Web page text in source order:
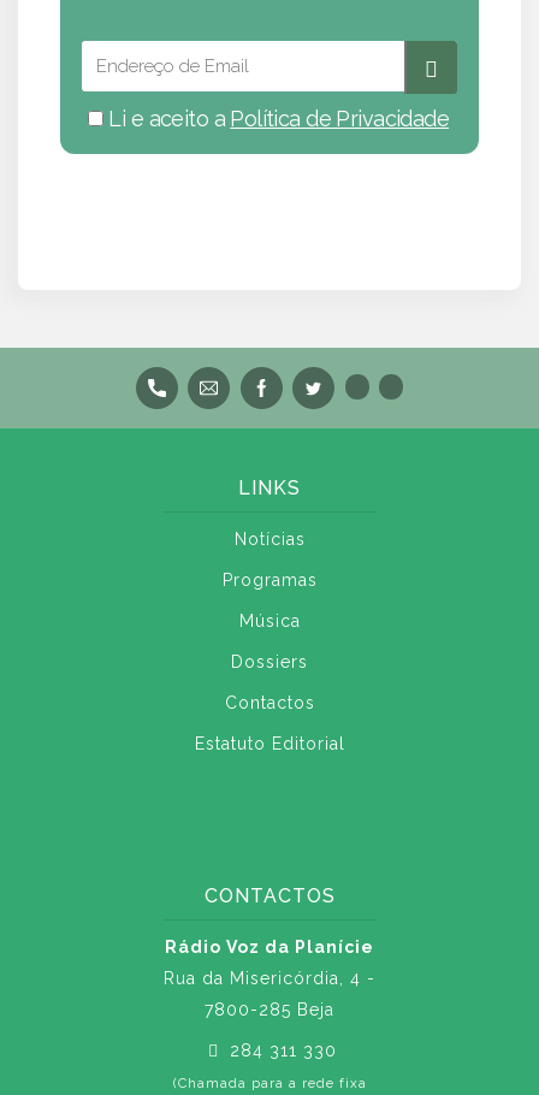
Li e aceito a Política de Privacidade
LINKS
Notícias
Programas
Música
Dossiers
Contactos
Estatuto Editorial
CONTACTOS
Rádio Voz da Planície
Rua da Misericórdia, 4 -
7800-285 Beja
284 311 330
(Chamada para a rede fixa